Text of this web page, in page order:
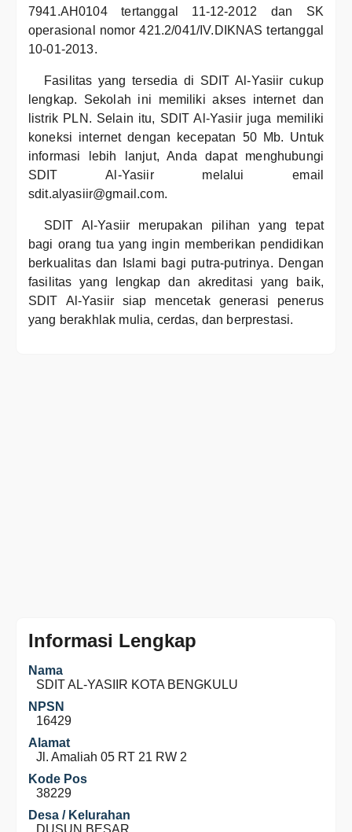
7941.AH0104 tertanggal 11-12-2012 dan SK
operasional nomor 421.2/041/IV.DIKNAS tertanggal
10-01-2013.
Fasilitas yang tersedia di SDIT Al-Yasiir cukup
lengkap. Sekolah ini memiliki akses internet dan
listrik PLN. Selain itu, SDIT Al-Yasiir juga memiliki
koneksi internet dengan kecepatan 50 Mb. Untuk
informasi lebih lanjut, Anda dapat menghubungi
SDIT Al-Yasiir melalui email
sdit.alyasiir@gmail.com.
SDIT Al-Yasiir merupakan pilihan yang tepat
bagi orang tua yang ingin memberikan pendidikan
berkualitas dan Islami bagi putra-putrinya. Dengan
fasilitas yang lengkap dan akreditasi yang baik,
SDIT Al-Yasiir siap mencetak generasi penerus
yang berakhlak mulia, cerdas, dan berprestasi.
Informasi Lengkap
Nama
SDIT AL-YASIIR KOTA BENGKULU
NPSN
16429
Alamat
Jl. Amaliah 05 RT 21 RW 2
Kode Pos
38229
Desa / Kelurahan
DUSUN BESAR